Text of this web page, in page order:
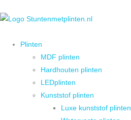
Plinten
MDF plinten
Hardhouten plinten
LEDplinten
Kunststof plinten
Luxe kunststof plinten